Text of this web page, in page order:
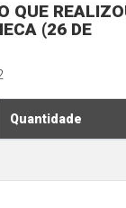
QUE
(26 DE
Quantidade